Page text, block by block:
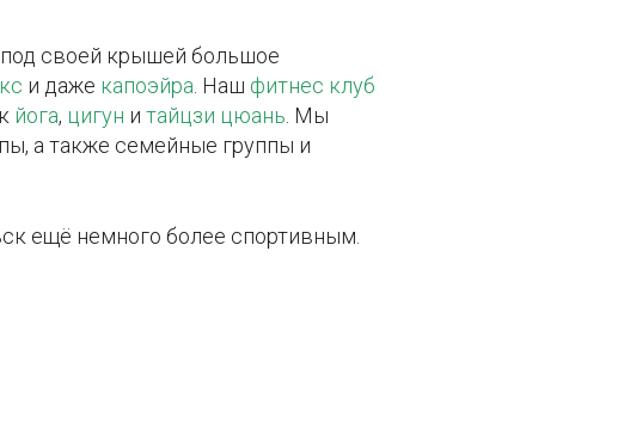
своей крышей большое
и даже капоэйра . Наш фитнес клуб
йога, цигун и тайцзи цюань . Мы
а также семейные группы и
ещё немного более спортивным.